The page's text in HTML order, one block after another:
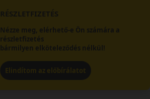
RÉSZLETFIZETÉS
Nézze meg, elérhető-e Ön számára a
részletfizetés
bármilyen elköteleződés nélkül!
Elindítom az előbírálatot